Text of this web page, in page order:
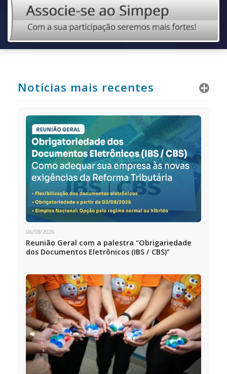
Notícias mais recentes
06/08/2026
Reunião Geral com a palestra “Obrigariedade
dos Documentos Eletrônicos (IBS / CBS)”